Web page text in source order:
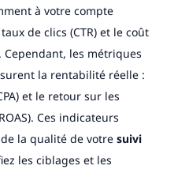
à votre compte
de clics (CTR) et le coût
Cependant, les métriques
la rentabilité réelle :
et le retour sur les
Ces indicateurs
la qualité de votre suivi
les ciblages et les